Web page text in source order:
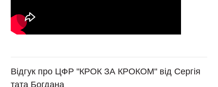
Відгук про ЦФР "КРОК ЗА КРОКОМ" від Сергія
тата Богдана